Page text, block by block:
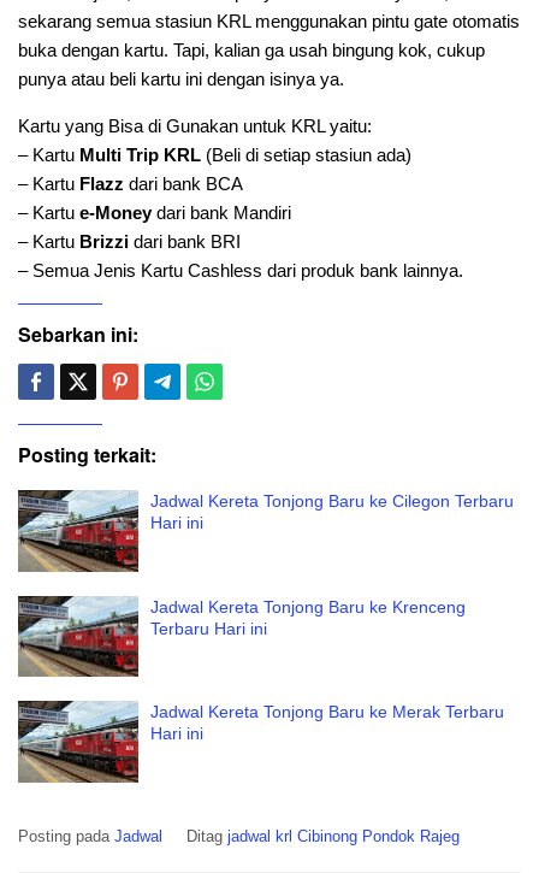
sekarang semua stasiun KRL menggunakan pintu gate otomatis
buka dengan kartu. Tapi, kalian ga usah bingung kok, cukup
punya atau beli kartu ini dengan isinya ya.
Kartu yang Bisa di Gunakan untuk KRL yaitu:
– Kartu Multi Trip KRL (Beli di setiap stasiun ada)
– Kartu Flazz dari bank BCA
– Kartu e-Moneydari bank Mandiri
– Kartu Brizzi dari bank BRI
– Semua Jenis Kartu Cashless dari produk bank lainnya.
Sebarkan ini:
Posting terkait:
Jadwal Kereta Tonjong Baru ke Cilegon Terbaru
Hari ini
Jadwal Kereta Tonjong Baru ke Krenceng
Terbaru Hari ini
Jadwal Kereta Tonjong Baru ke Merak Terbaru
Hari ini
Posting pada Jadwal Ditag jadwal krl Cibinong Pondok Rajeg